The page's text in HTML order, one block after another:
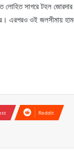
লোহিত সাগরে টহল
এরপরও ওই জলসীমায়
Reddit